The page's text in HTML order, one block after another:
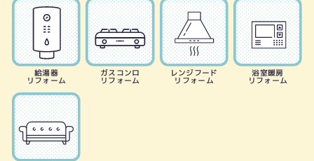
給湯器
リフォーム
ガスコンロ
リフォーム
レンジフード
リフォーム
浴室暖房
リフォーム